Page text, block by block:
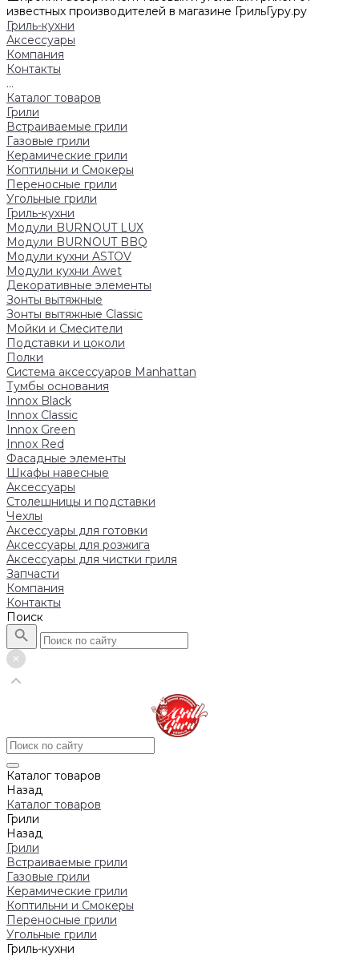
известных производителей в магазине ГрильГуру.ру
Гриль-кухни
Аксессуары
Компания
Контакты
...
Каталог товаров
Грили
Встраиваемые грили
Газовые грили
Керамические грили
Коптильни и Смокеры
Переносные грили
Угольные грили
Гриль-кухни
Модули BURNOUT LUX
Модули BURNOUT BBQ
Модули кухни ASTOV
Модули кухни Аwet
Декоративные элементы
Зонты вытяжные
Зонты вытяжные Classic
Мойки и Смесители
Подставки и цоколи
Полки
Система аксессуаров Manhattan
Тумбы основания
Innox Black
Innox Classic
Innox Green
Innox Red
Фасадные элементы
Шкафы навесные
Аксессуары
Столешницы и подставки
Чехлы
Аксессуары для готовки
Аксессуары для розжига
Аксессуары для чистки гриля
Запчасти
Компания
Контакты
Поиск
Каталог товаров
Назад
Каталог товаров
Грили
Назад
Грили
Встраиваемые грили
Газовые грили
Керамические грили
Коптильни и Смокеры
Переносные грили
Угольные грили
Гриль-кухни